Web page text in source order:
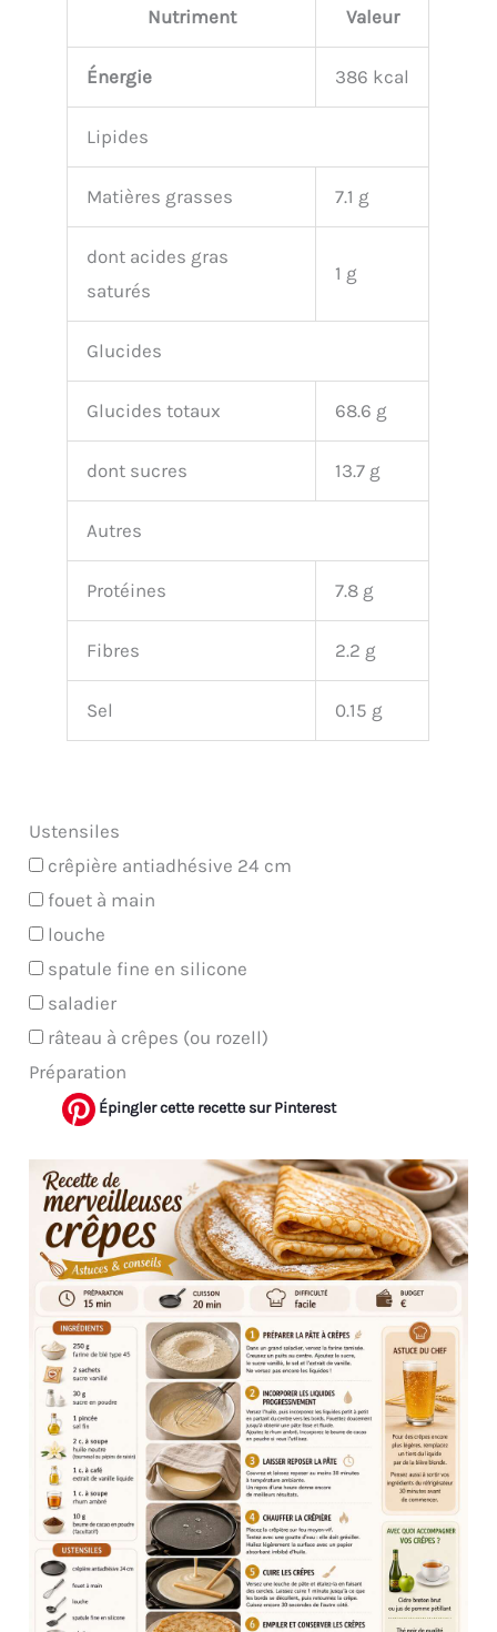
Nutriment Valeur
Énergie 386 kcal
Lipides
Matières grasses 7.1 g
dont acides gras
saturés
1 g
Glucides
Glucides totaux 68.6 g
dont sucres 13.7 g
Autres
Protéines 7.8 g
Fibres 2.2 g
Sel 0.15 g
Ustensiles
crêpière antiadhésive 24 cm
fouet à main
louche
spatule fine en silicone
saladier
râteau à crêpes (ou rozell)
Préparation
Épingler cette recette sur Pinterest